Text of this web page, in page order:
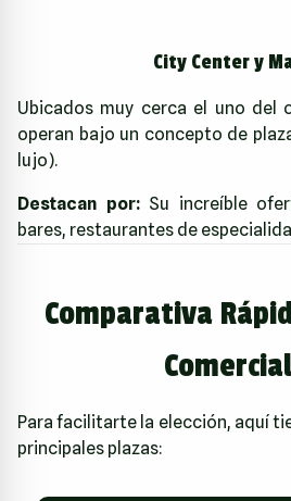
City Center y
Ubicados muy cerca el uno del
operan bajo un concepto de
lujo).
Destacan por:Su increíble
bares, restaurantes de
Comparativa
Para facilitarte la elección, aquí
principales plazas: